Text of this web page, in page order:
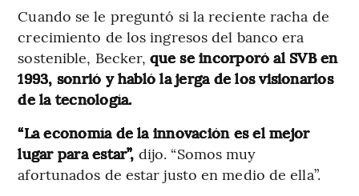
Cuando se le preguntó si la reciente racha de
crecimiento de los ingresos del banco era
sostenible, Becker,que se incorporó al SVB en
1993, sonrió y habló la jerga de los visionarios
de la tecnología.
“La economía de la innovación es el mejor
lugar para estar”, dijo. “Somos muy
afortunados de estar justo en medio de ella”.